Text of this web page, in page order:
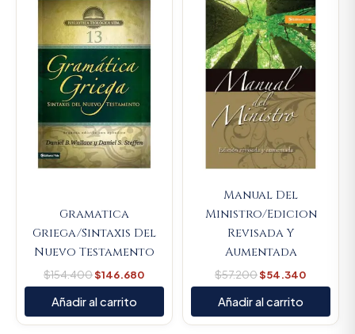
Gramatica
Griega/Sintaxis Del
Nuevo Testamento
$154.400
was:
$154.400.
$146.680
Añadir al carrito
Manual Del
Ministro/Edicion
Revisada Y
Aumentada
$57.200
was:
$57.200.
$54.340
is:
Añadir al carrito